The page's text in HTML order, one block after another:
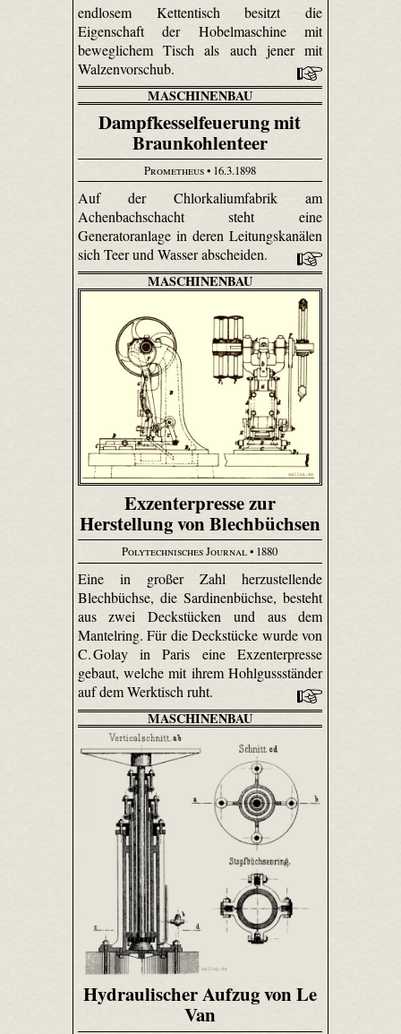
endlosem Kettentisch besitzt die
Eigenschaft der Hobelmaschine mit
beweglichem Tisch als auch jener mit
Walzenvorschub.
MASCHINENBAU
Dampfkesselfeuerung mit
Braunkohlenteer
Prometheus• 16.3.1898
Auf der Chlorkaliumfabrik am
Achenbachschacht steht eine
Generatoranlage in deren Leitungskanälen
sich Teer und Wasser abscheiden.
MASCHINENBAU
Exzenterpresse zur
Herstellung von Blechbüchsen
Polytechnisches Journal• 1880
Eine in großer Zahl herzustellende
Blechbüchse, die Sardinenbüchse, besteht
aus zwei Deckstücken und aus dem
Mantelring. Für die Deckstücke wurde von
C. Golay in Paris eine Exzenterpresse
gebaut, welche mit ihrem Hohlgussständer
auf dem Werktisch ruht.
MASCHINENBAU
Hydraulischer Aufzug von Le
Van